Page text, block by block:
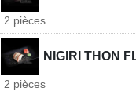
2 pièces
NIGIRI THON
2 pièces